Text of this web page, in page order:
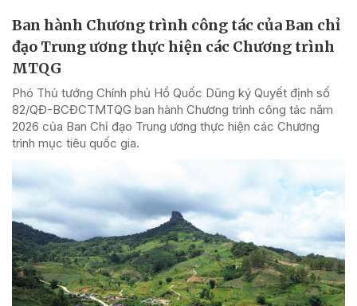
Ban hành Chương trình công tác của Ban chỉ
đạo Trung ương thực hiện các Chương trình
MTQG
Phó Thủ tướng Chính phủ Hồ Quốc Dũng ký Quyết định số
82/QĐ-BCĐCTMTQG ban hành Chương trình công tác năm
2026 của Ban Chỉ đạo Trung ương thực hiện các Chương
trình mục tiêu quốc gia.